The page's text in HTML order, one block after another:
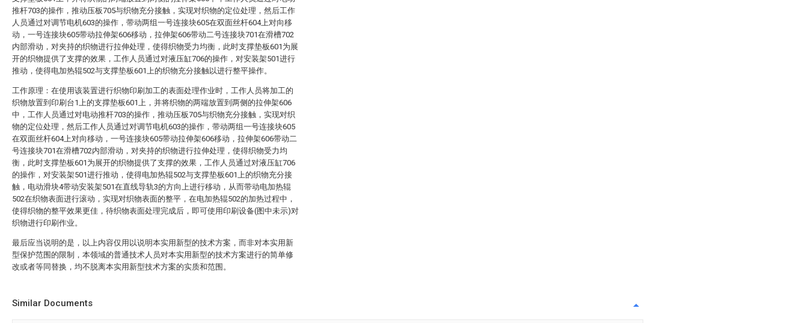
推杆703的操作，推动压板705与织物充分接触，实现对织物的定位处理，然后工作
人员通过对调节电机603的操作，带动两组一号连接块605在双面丝杆604上对向移
动，一号连接块605带动拉伸架606移动，拉伸架606带动二号连接块701在滑槽702
内部滑动，对夹持的织物进行拉伸处理，使得织物受力均衡，此时支撑垫板601为展
开的织物提供了支撑的效果，工作人员通过对液压缸706的操作，对安装架501进行
推动，使得电加热辊502与支撑垫板601上的织物充分接触以进行整平操作。
工作原理：在使用该装置进行织物印刷加工的表面处理作业时，工作人员将加工的
织物放置到印刷台1上的支撑垫板601上，并将织物的两端放置到两侧的拉伸架606
中，工作人员通过对电动推杆703的操作，推动压板705与织物充分接触，实现对织
物的定位处理，然后工作人员通过对调节电机603的操作，带动两组一号连接块605
在双面丝杆604上对向移动，一号连接块605带动拉伸架606移动，拉伸架606带动二
号连接块701在滑槽702内部滑动，对夹持的织物进行拉伸处理，使得织物受力均
衡，此时支撑垫板601为展开的织物提供了支撑的效果，工作人员通过对液压缸706
的操作，对安装架501进行推动，使得电加热辊502与支撑垫板601上的织物充分接
触，电动滑块4带动安装架501在直线导轨3的方向上进行移动，从而带动电加热辊
502在织物表面进行滚动，实现对织物表面的整平，在电加热辊502的加热过程中，
使得织物的整平效果更佳，待织物表面处理完成后，即可使用印刷设备(图中未示)对
织物进行印刷作业。
最后应当说明的是，以上内容仅用以说明本实用新型的技术方案，而非对本实用新
型保护范围的限制，本领域的普通技术人员对本实用新型的技术方案进行的简单修
改或者等同替换，均不脱离本实用新型技术方案的实质和范围。
Similar Documents